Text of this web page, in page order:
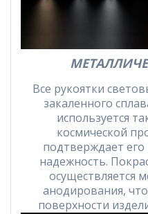
Все рукоятки
закаленного
используется
космической
подтверждает
надежность.
осуществляется
анодирования,
поверхности